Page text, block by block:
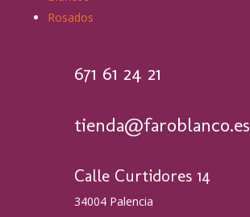
Rosados
671 61 24 21
tienda@faroblanco.es
Calle Curtidores 14
34004 Palencia